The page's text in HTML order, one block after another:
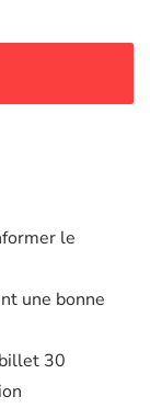
le
une bonne
30